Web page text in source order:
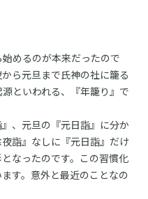
めるのが本来だったので
ら元旦まで氏神の社に籠る
といわれる、『年籠り』で
、元旦の『元日詣』に分か
詣』なしに『元日詣』だけ
なったのです。この習慣化
す。意外と最近のことなの